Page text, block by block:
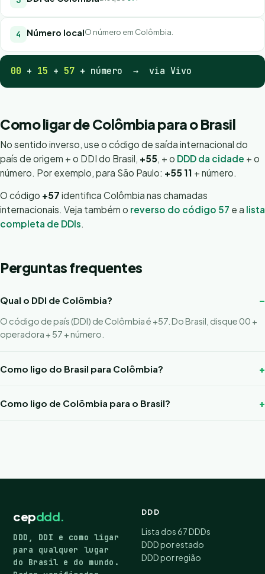
Número localO número em Colômbia.
00 + 15 + 57 + número → via Vivo
Como ligar de Colômbia para o Brasil
No sentido inverso, use o código de saída internacional do
país de origem + o DDI do Brasil, +55, + o DDD da cidade + o
número. Por exemplo, para São Paulo: +55 11 + número.
O código +57 identifica Colômbia nas chamadas
internacionais. Veja também o reverso do código 57 e a lista
completa de DDIs.
Perguntas frequentes
Qual o DDI de Colômbia?
O código de país (DDI) de Colômbia é +57. Do Brasil, disque 00 +
operadora + 57 + número.
Como ligo do Brasil para Colômbia?
Como ligo de Colômbia para o Brasil?
cepddd.
DDD, DDI e como ligar
para qualquer lugar
do Brasil e do mundo.
DDD
Lista dos 67 DDDs
DDD por estado
DDD por região